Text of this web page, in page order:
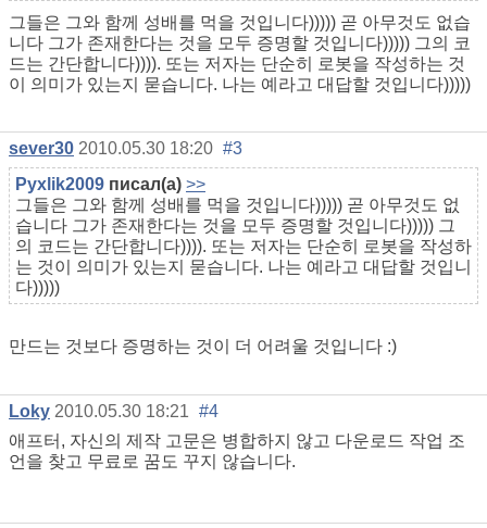
그들은 그와 함께 성배를 먹을 것입니다))))) 곧 아무것도 없습
니다 그가 존재한다는 것을 모두 증명할 것입니다))))) 그의 코
드는 간단합니다)))). 또는 저자는 단순히 로봇을 작성하는 것
이 의미가 있는지 묻습니다. 나는 예라고 대답할 것입니다)))))
sever30 2010.05.30 18:20 #3
Pyxlik2009 писал(а) >>
그들은 그와 함께 성배를 먹을 것입니다))))) 곧 아무것도 없
습니다 그가 존재한다는 것을 모두 증명할 것입니다))))) 그
의 코드는 간단합니다)))). 또는 저자는 단순히 로봇을 작성하
는 것이 의미가 있는지 묻습니다. 나는 예라고 대답할 것입니
다)))))
만드는 것보다 증명하는 것이 더 어려울 것입니다 :)
Loky 2010.05.30 18:21 #4
애프터, 자신의 제작 고문은 병합하지 않고 다운로드 작업 조
언을 찾고 무료로 꿈도 꾸지 않습니다.